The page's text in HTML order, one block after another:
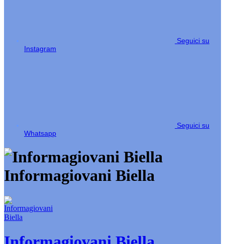
Seguici su
Instagram
Seguici su
Whatsapp
Informagiovani Biella